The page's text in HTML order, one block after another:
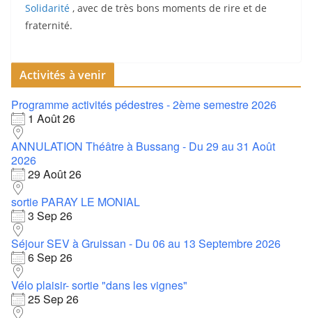
Solidarité , avec de très bons moments de rire et de
fraternité.
Activités à venir
Programme activités pédestres - 2ème semestre 2026
1 Août 26
ANNULATION Théâtre à Bussang - Du 29 au 31 Août
2026
29 Août 26
sortie PARAY LE MONIAL
3 Sep 26
Séjour SEV à Gruissan - Du 06 au 13 Septembre 2026
6 Sep 26
Vélo plaisir- sortie "dans les vignes"
25 Sep 26